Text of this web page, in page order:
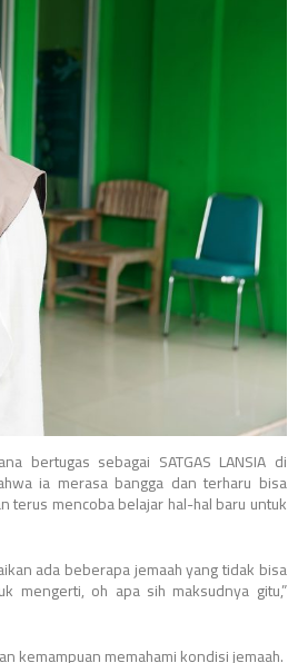
bertugas sebagai SATGAS LANSIA di
ia merasa bangga dan terharu bisa
terus mencoba belajar hal-hal baru untuk
ada beberapa jemaah yang tidak bisa
mengerti, oh apa sih maksudnya gitu,”
kemampuan memahami kondisi jemaah.